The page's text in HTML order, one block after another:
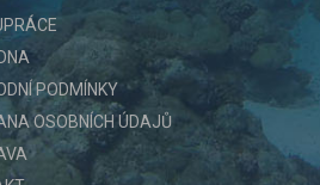
PODMÍNKY
OSOBNÍCH ÚDAJŮ